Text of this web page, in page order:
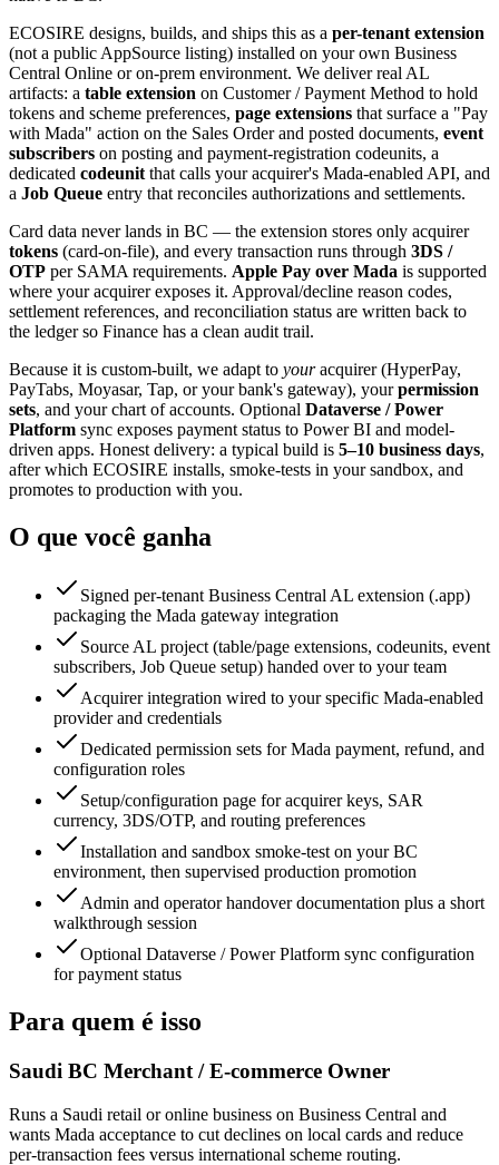
ECOSIRE designs, builds, and ships this as a per-tenant extension
(not a public AppSource listing) installed on your own Business
Central Online or on-prem environment. We deliver real AL
artifacts: a table extension on Customer / Payment Method to hold
tokens and scheme preferences, page extensions that surface a "Pay
with Mada" action on the Sales Order and posted documents, event
subscribers on posting and payment-registration codeunits, a
dedicated codeunit that calls your acquirer's Mada-enabled API, and
a Job Queue entry that reconciles authorizations and settlements.
Card data never lands in BC — the extension stores only acquirer
tokens (card-on-file), and every transaction runs through 3DS /
OTP per SAMA requirements. Apple Pay over Mada is supported
where your acquirer exposes it. Approval/decline reason codes,
settlement references, and reconciliation status are written back to
the ledger so Finance has a clean audit trail.
Because it is custom-built, we adapt to youracquirer (HyperPay,
PayTabs, Moyasar, Tap, or your bank's gateway), yourpermission
sets, and your chart of accounts. Optional Dataverse / Power
Platform sync exposes payment status to Power BI and model-
driven apps. Honest delivery: a typical build is 5–10 business days,
after which ECOSIRE installs, smoke-tests in your sandbox, and
promotes to production with you.
O que você ganha
Signed per-tenant Business Central AL extension (.app)
packaging the Mada gateway integration
Source AL project (table/page extensions, codeunits, event
subscribers, Job Queue setup) handed over to your team
Acquirer integration wired to your specific Mada-enabled
provider and credentials
Dedicated permission sets for Mada payment, refund, and
configuration roles
Setup/configuration page for acquirer keys, SAR
currency, 3DS/OTP, and routing preferences
Installation and sandbox smoke-test on your BC
environment, then supervised production promotion
Admin and operator handover documentation plus a short
walkthrough session
Optional Dataverse / Power Platform sync configuration
for payment status
Para quem é isso
Saudi BC Merchant / E-commerce Owner
Runs a Saudi retail or online business on Business Central and
wants Mada acceptance to cut declines on local cards and reduce
per-transaction fees versus international scheme routing.